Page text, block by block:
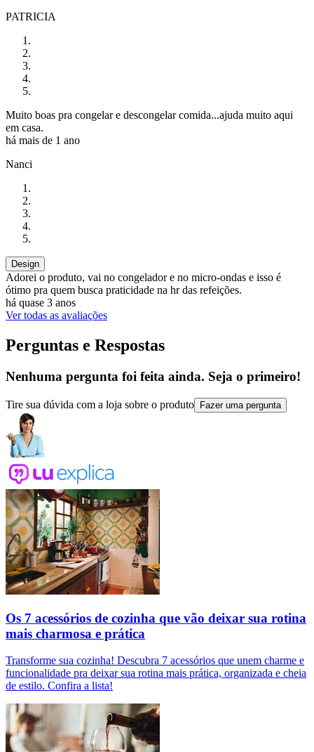
PATRICIA
Muito boas pra congelar e descongelar comida...ajuda muito aqui
em casa.
há mais de 1 ano
Nanci
Design
Adorei o produto, vai no congelador e no micro-ondas e isso é
ótimo pra quem busca praticidade na hr das refeições.
há quase 3 anos
Ver todas as avaliações
Perguntas e Respostas
Nenhuma pergunta foi feita ainda. Seja o primeiro!
Tire sua dúvida com a loja sobre o produto Fazer uma pergunta
Os 7 acessórios de cozinha que vão deixar sua rotina
mais charmosa e prática
Transforme sua cozinha! Descubra 7 acessórios que unem charme e
funcionalidade pra deixar sua rotina mais prática, organizada e cheia
de estilo. Confira a lista!